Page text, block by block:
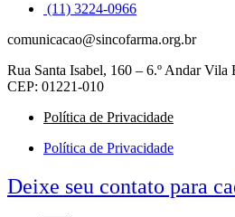
(11) 3224-0966
comunicacao@sincofarma.org.br
Rua Santa Isabel, 160 – 6.º Andar Vila
CEP: 01221-010
Política de Privacidade
Política de Privacidade
Deixe seu contato para